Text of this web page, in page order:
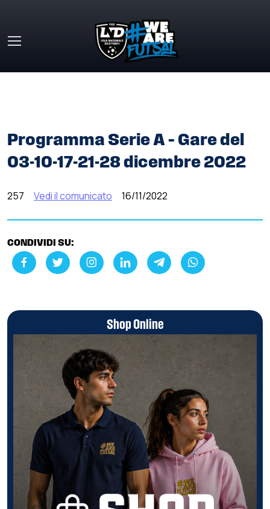
Programma Serie A – Gare del
03-10-17-21-28 dicembre 2022
257 Vedi il comunicato 16/11/2022
CONDIVIDI SU:
Shop Online